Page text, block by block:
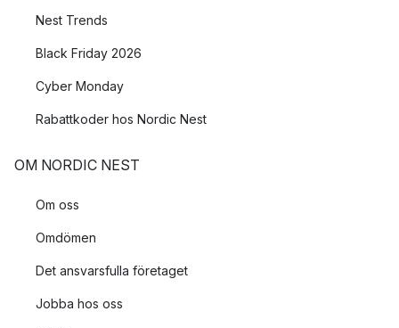
Nest Trends
Black Friday 2026
Cyber Monday
Rabattkoder hos Nordic Nest
OM NORDIC NEST
Om oss
Omdömen
Det ansvarsfulla företaget
Jobba hos oss